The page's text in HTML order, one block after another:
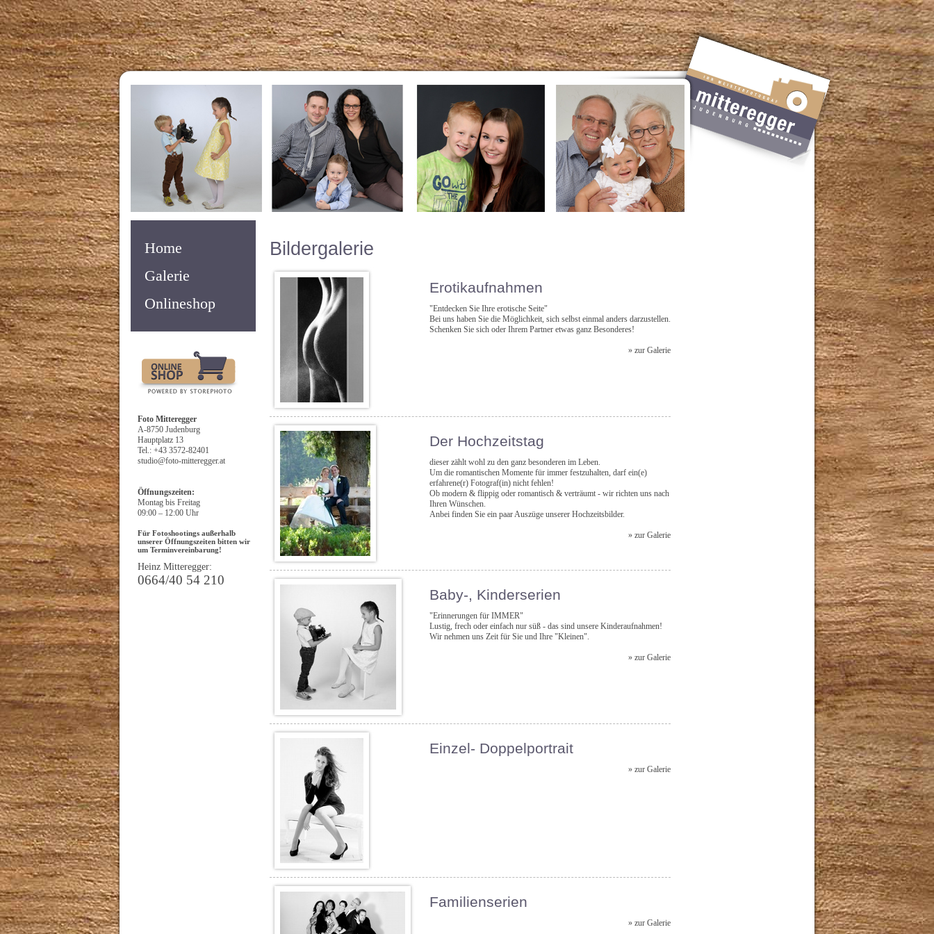
Home
Galerie
Onlineshop
Foto Mitteregger
A-8750 Judenburg
Hauptplatz 13
Tel.: +43 3572-82401
studio@foto-mitteregger.at
Öffnungszeiten:
Montag bis Freitag
09:00 – 12:00 Uhr
Für Fotoshootings außerhalb
unserer Öffnungszeiten bitten wir
um Terminvereinbarung!
Heinz Mitteregger:
0664/40 54 210
Bildergalerie
Erotikaufnahmen
"Entdecken Sie Ihre erotische Seite"
Bei uns haben Sie die Möglichkeit, sich selbst einmal anders darzustellen.
Schenken Sie sich oder Ihrem Partner etwas ganz Besonderes!
» zur Galerie
Der Hochzeitstag
dieser zählt wohl zu den ganz besonderen im Leben.
Um die romantischen Momente für immer festzuhalten, darf ein(e)
erfahrene(r) Fotograf(in) nicht fehlen!
Ob modern & flippig oder romantisch & verträumt - wir richten uns nach
Ihren Wünschen.
Anbei finden Sie ein paar Auszüge unserer Hochzeitsbilder.
» zur Galerie
Baby-, Kinderserien
"Erinnerungen für IMMER"
Lustig, frech oder einfach nur süß - das sind unsere Kinderaufnahmen!
Wir nehmen uns Zeit für Sie und Ihre "Kleinen".
» zur Galerie
Einzel- Doppelportrait
» zur Galerie
Familienserien
» zur Galerie